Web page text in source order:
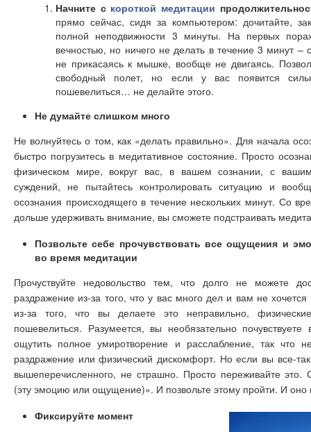
Начните с короткой медитации
прямо сейчас, сидя за компьютером: дочитайте,
полной неподвижности 3 минуты. На первых
вечностью, но ничего не делать в течение 3 минут –
не прикасаясь к мышке, вообще не двигаясь.
свободный полет, но если у вас появится
пошевелиться… не делайте этого.
Не думайте слишком много
Не волнуйтесь о том, как «делать правильно». Для начала
быстро погрузитесь в медитативное состояние. Просто
физическом мире, вокруг вас, в вашем сознании, с
суждений, не пытайтесь контролировать ситуацию и
осознания происходящего в течение нескольких минут. Со
дольше удерживать внимание, вы сможете подстраивать
Позвольте себе прочувствовать все ощущения и
во время медитации
Прочуствуйте недовольство тем, что долго не можете
раздражение из-за того, что у вас много дел и вам не хочется
из-за того, что вы делаете это неправильно,
пошевелиться. Разумеется, вы необязательно
ощутить полное умиротворение и расслабление, так что
раздражение или физический дискомфорт. Но если вы все-
вышеперечисленного, не страшно. Просто переживайте это.
(эту эмоцию или ощущение)». И позвольте этому пройти. И оно
Фиксируйте момент